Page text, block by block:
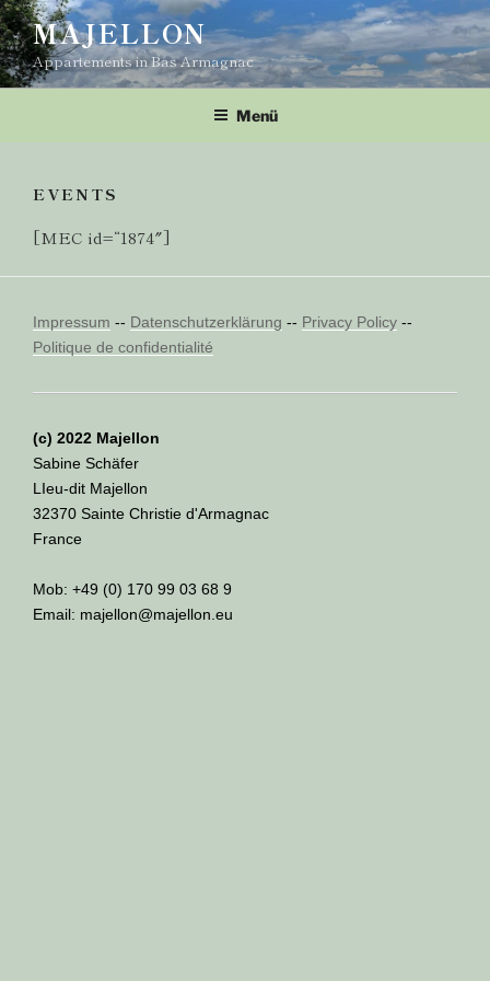
Zum
Inhalt
springen
MAJELLON
Appartements in Bas Armagnac
Menü
EVENTS
[MEC id=“1874″]
Impressum -- Datenschutzerklärung -- Privacy Policy --
Politique de confidentialité
(c) 2022 Majellon
Sabine Schäfer
LIeu-dit Majellon
32370 Sainte Christie d'Armagnac
France
Mob: +49 (0) 170 99 03 68 9
Email: majellon@majellon.eu